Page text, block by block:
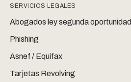
SERVICIOS LEGALES
Abogados ley segunda oportunidad
Phishing
Asnef / Equifax
Tarjetas Revolving